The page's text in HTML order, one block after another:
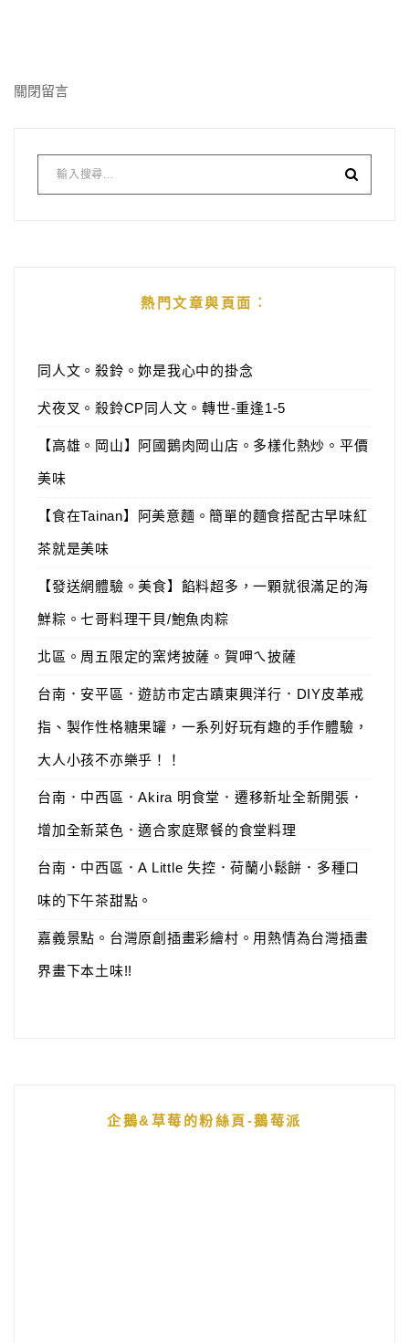
關閉留言
熱門文章與頁面︰
同人文。殺鈴。妳是我心中的掛念
犬夜叉。殺鈴CP同人文。轉世-重逢1-5
【高雄。岡山】阿國鵝肉岡山店。多樣化熱炒。平價
美味
【食在Tainan】阿美意麵。簡單的麵食搭配古早味紅
茶就是美味
【發送網體驗。美食】餡料超多，一顆就很滿足的海
鮮粽。七哥料理干貝/鮑魚肉粽
北區。周五限定的窯烤披薩。賀呷ㄟ披薩
台南．安平區．遊訪市定古蹟東興洋行．DIY皮革戒
指、製作性格糖果罐，一系列好玩有趣的手作體驗，
大人小孩不亦樂乎！！
台南．中西區．Akira 明食堂．遷移新址全新開張．
增加全新菜色．適合家庭聚餐的食堂料理
台南．中西區．A Little 失控．荷蘭小鬆餅．多種口
味的下午茶甜點。
嘉義景點。台灣原創插畫彩繪村。用熱情為台灣插畫
界畫下本土味!!
企鵝&草莓的粉絲頁-鵝莓派